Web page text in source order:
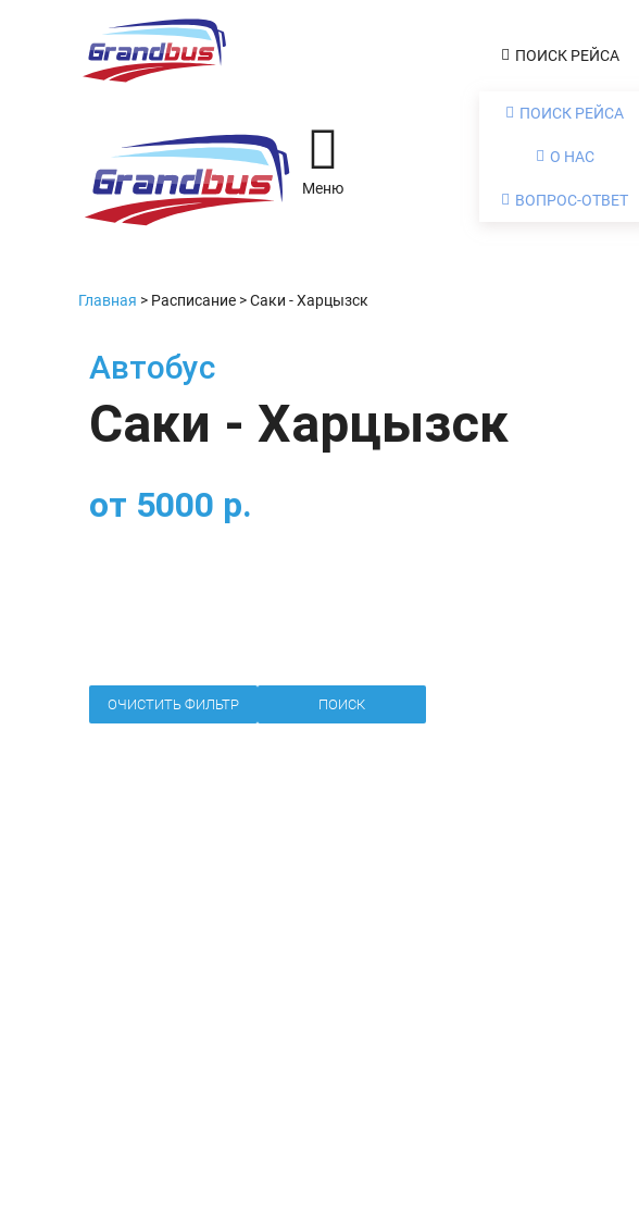
ПОИСК РЕЙСА
ПОИСК РЕЙСА
О НАС
ВОПРОС-ОТВЕТ
Меню
Главная > Расписание >Саки - Харцызск
Автобус
Саки - Харцызск
от 5000 р.
ОЧИСТИТЬ ФИЛЬТР ПОИСК